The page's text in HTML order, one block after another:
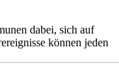
dabei, sich auf
können jeden